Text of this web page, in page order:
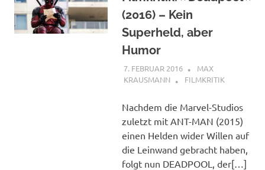
(2016) – Kein
Superheld, aber
Humor
7. FEBRUAR 2016
MAX
KRAUSMANN
FILMKRITIK
Nachdem die Marvel-Studios
zuletzt mit ANT-MAN (2015)
einen Helden wider Willen auf
die Leinwand gebracht haben,
folgt nun DEADPOOL, der[…]